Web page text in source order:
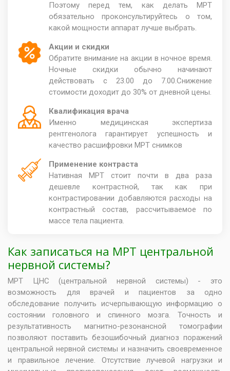
Поэтому перед тем, как делать МРТ
обязательно проконсультируйтесь о том,
какой мощности аппарат лучше выбрать.
Акции и скидки
Обратите внимание на акции в ночное время.
Ночные скидки обычно начинают
действовать с 23.00 до 7.00.Снижение
стоимости доходит до 30% от дневной цены.
Квалификация врача
Именно медицинская экспертиза
рентгенолога гарантирует успешность и
качество расшифровки МРТ снимков
Применение контраста
Нативная МРТ стоит почти в два раза
дешевле контрастной, так как при
контрастировании добавляются расходы на
контрастный состав, рассчитываемое по
массе тела пациента.
Как записаться на МРТ центральной
нервной системы?
МРТ ЦНС (центральной нервной системы) - это
возможность для врачей и пациентов за одно
обследование получить исчерпывающую информацию о
состоянии головного и спинного мозга. Точность и
результативность магнитно-резонансной томографии
позволяют поставить безошибочный диагноз поражений
центральной нервной системы и назначить своевременное
и правильное лечение. Отсутствие лучевой нагрузки и